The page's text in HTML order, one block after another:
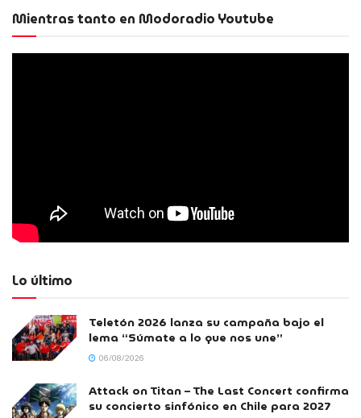
Mientras tanto en Modoradio Youtube
Lo último
Teletón 2026 lanza su campaña bajo el
lema “Súmate a lo que nos une”
06/08/2026
Attack on Titan – The Last Concert confirma
su concierto sinfónico en Chile para 2027